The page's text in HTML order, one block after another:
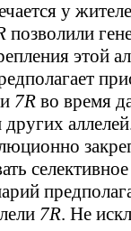
у
позволили
этой
7R во время
других
7R. Не